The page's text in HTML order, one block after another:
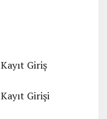
Giriş
Girişi